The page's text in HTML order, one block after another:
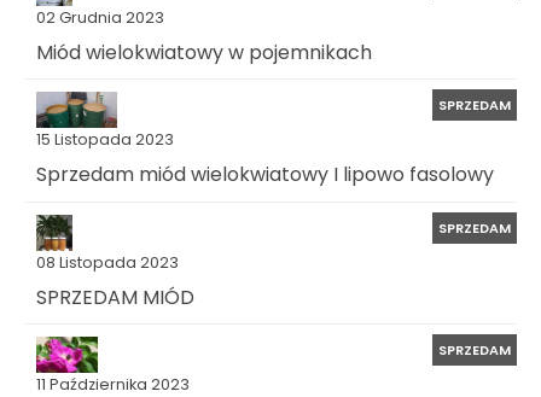
02 Grudnia 2023
Miód wielokwiatowy w pojemnikach
15 Listopada 2023
SPRZEDAM
Sprzedam miód wielokwiatowy I lipowo fasolowy
08 Listopada 2023
SPRZEDAM
SPRZEDAM MIÓD
11 Października 2023
SPRZEDAM